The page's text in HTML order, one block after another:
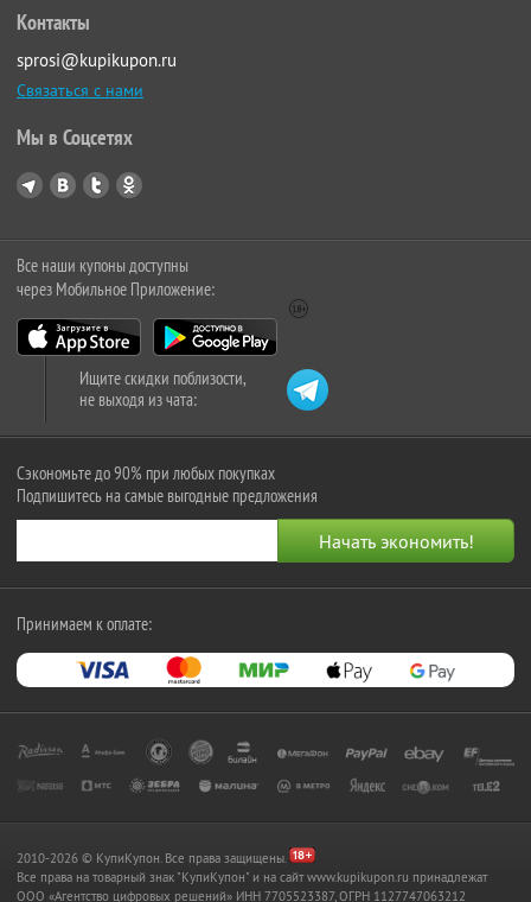
Контакты
sprosi@kupikupon.ru
Связаться с нами
Мы в Соцсетях
Все наши купоны доступны
через Мобильное Приложение:
Ищите скидки поблизости,
не выходя из чата:
Сэкономьте до 90% при любых покупках
Подпишитесь на самые выгодные предложения
Принимаем к оплате:
2010-2026 © КупиКупон. Все права защищены.
Все права на товарный знак "КупиКупон" и на сайт www.kupikupon.ru принадлежат
OOO «Агентство цифровых решений» ИНН 7705523387, ОГРН 1127747063212